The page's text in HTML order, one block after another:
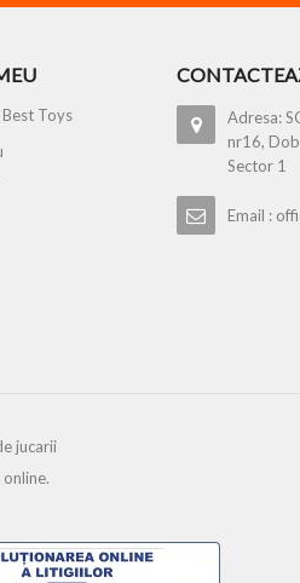
Toys
Adresa:
nr16,
Sector 1
Email :
jucarii